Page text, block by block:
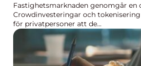
Fastighetsmarknaden genomgår en
Crowdinvesteringar och
för privatpersoner att de...